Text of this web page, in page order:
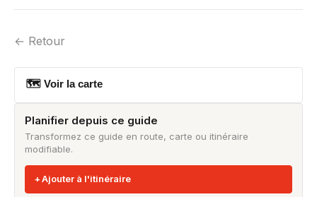
← Retour
🗺 Voir la carte
Planifier depuis ce guide
Transformez ce guide en route, carte ou itinéraire
modifiable.
Ajouter à l'itinéraire